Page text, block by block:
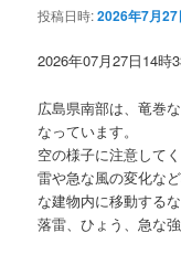
投稿日時:2026年7月27
2026年07月27日14
広島県南部は、竜巻
なっています。
空の様子に注意してく
雷や急な風の変化な
な建物内に移動する
落雷、ひょう、急な